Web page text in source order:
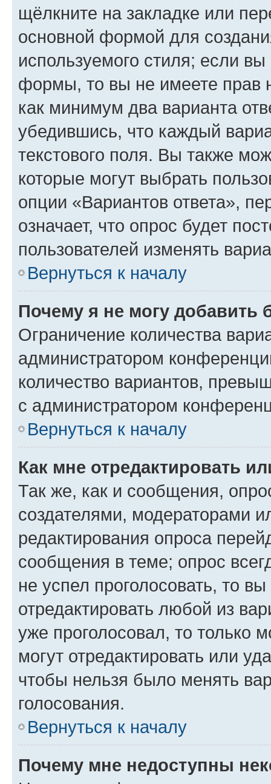
щёлкните на закладке или
основной формой для
используемого стиля; если
формы, то вы не имеете прав
как минимум два варианта
убедившись, что каждый
текстового поля. Вы также
которые могут выбрать
опции «Вариантов ответа»,
означает, что опрос будет
пользователей изменять
Вернуться к началу
Почему я не могу добавить
Ограничение количества
администратором
количество вариантов,
с администратором
Вернуться к началу
Как мне отредактировать
Так же, как и сообщения,
создателями, модераторами
редактирования опроса
сообщения в теме; опрос
не успел проголосовать, то
отредактировать любой из
уже проголосовал, то только
могут отредактировать или
чтобы нельзя было менять
голосования.
Вернуться к началу
Почему мне недоступны